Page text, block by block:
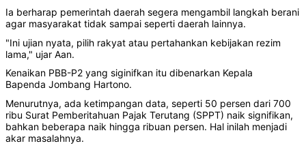
Ia berharap pemerintah daerah segera mengambil langkah berani
agar masyarakat tidak sampai seperti daerah lainnya.
"Ini ujian nyata, pilih rakyat atau pertahankan kebijakan rezim
lama," ujar Aan.
Kenaikan PBB-P2 yang siginifkan itu dibenarkan Kepala
Bapenda Jombang Hartono.
Menurutnya, ada ketimpangan data, seperti 50 persen dari 700
ribu Surat Pemberitahuan Pajak Terutang (SPPT) naik signifikan,
bahkan beberapa naik hingga ribuan persen. Hal inilah menjadi
akar masalahnya.